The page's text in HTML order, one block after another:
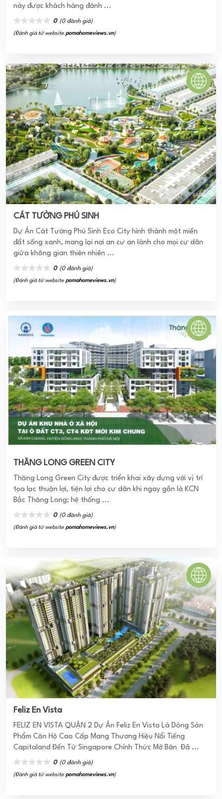
này được khách hàng đánh ...
0 (0 đánh giá)
(Đánh giá từ website pomahomeviews.vn)
CÁT TƯỜNG PHÚ SINH
Dự Án Cát Tường Phú Sinh Eco City hình thành một miền
đất sống xanh, mang lại nơi an cư an lành cho mọi cư dân
giữa không gian thiên nhiên ...
0 (0 đánh giá)
(Đánh giá từ website pomahomeviews.vn)
THĂNG LONG GREEN CITY
Thăng Long Green City được triển khai xây dựng với vị trí
tọa lạc thuận lợi, tiện lợi cho cư dân khi ngay gần là KCN
Bắc Thăng Long; hệ thống ...
0 (0 đánh giá)
(Đánh giá từ website pomahomeviews.vn)
Feliz En Vista
FELIZ EN VISTA QUẬN 2 Dự Án Feliz En Vista Là Dòng Sản
Phẩm Căn Hộ Cao Cấp Mang Thương Hiệu Nổi Tiếng
Capitaland Đến Từ Singapore Chính Thức Mở Bán Đã ...
0 (0 đánh giá)
(Đánh giá từ website pomahomeviews.vn)